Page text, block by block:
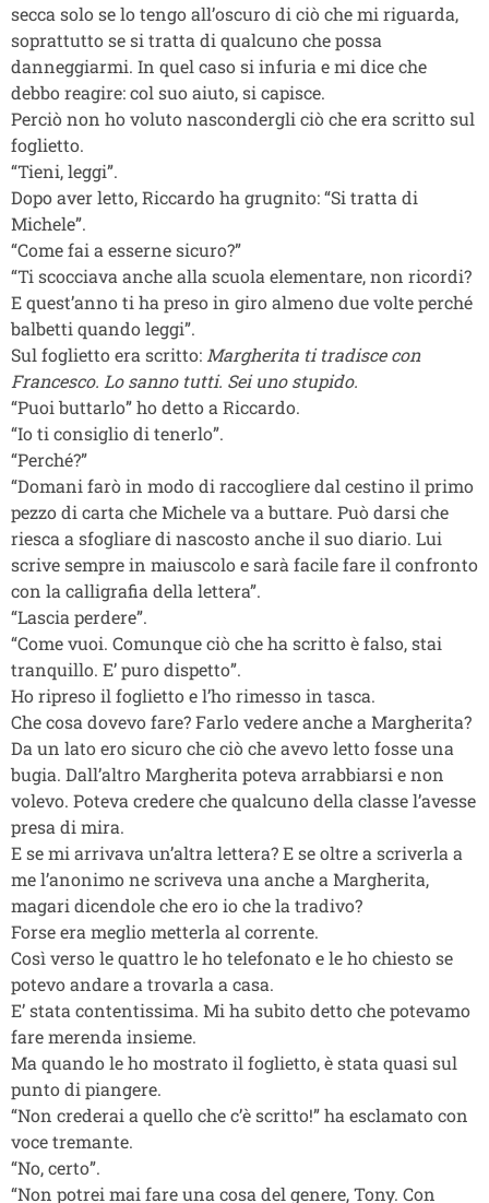
secca solo se lo tengo all’oscuro di ciò che mi riguarda,
soprattutto se si tratta di qualcuno che possa
danneggiarmi. In quel caso si infuria e mi dice che
debbo reagire: col suo aiuto, si capisce.
Perciò non ho voluto nascondergli ciò che era scritto sul
foglietto.
“Tieni, leggi”.
Dopo aver letto, Riccardo ha grugnito: “Si tratta di
Michele”.
“Come fai a esserne sicuro?”
“Ti scocciava anche alla scuola elementare, non ricordi?
E quest’anno ti ha preso in giro almeno due volte perché
balbetti quando leggi”.
Sul foglietto era scritto: Margherita ti tradisce con
Francesco. Lo sanno tutti. Sei uno stupido.
“Puoi buttarlo” ho detto a Riccardo.
“Io ti consiglio di tenerlo”.
“Perché?”
“Domani farò in modo di raccogliere dal cestino il primo
pezzo di carta che Michele va a buttare. Può darsi che
riesca a sfogliare di nascosto anche il suo diario. Lui
scrive sempre in maiuscolo e sarà facile fare il confronto
con la calligrafia della lettera”.
“Lascia perdere”.
“Come vuoi. Comunque ciò che ha scritto è falso, stai
tranquillo. E’ puro dispetto”.
Ho ripreso il foglietto e l’ho rimesso in tasca.
Che cosa dovevo fare? Farlo vedere anche a Margherita?
Da un lato ero sicuro che ciò che avevo letto fosse una
bugia. Dall’altro Margherita poteva arrabbiarsi e non
volevo. Poteva credere che qualcuno della classe l’avesse
presa di mira.
E se mi arrivava un’altra lettera? E se oltre a scriverla a
me l’anonimo ne scriveva una anche a Margherita,
magari dicendole che ero io che la tradivo?
Forse era meglio metterla al corrente.
Così verso le quattro le ho telefonato e le ho chiesto se
potevo andare a trovarla a casa.
E’ stata contentissima. Mi ha subito detto che potevamo
fare merenda insieme.
Ma quando le ho mostrato il foglietto, è stata quasi sul
punto di piangere.
“Non crederai a quello che c’è scritto!” ha esclamato con
voce tremante.
“No, certo”.
“Non potrei mai fare una cosa del genere, Tony. Con